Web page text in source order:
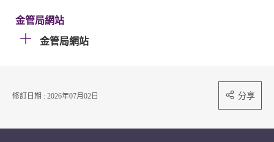
金管局網站
金管局網站
修訂日期 : 2026年07月02日 分享